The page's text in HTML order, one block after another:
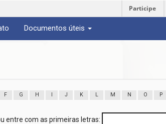
Participe
Documentos úteis
F G H J K L M N O P
entre com as primeiras letras: